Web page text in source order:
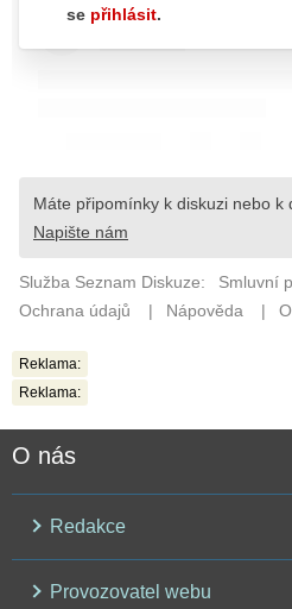
Reklama:
Reklama:
O nás
Redakce
Provozovatel webu